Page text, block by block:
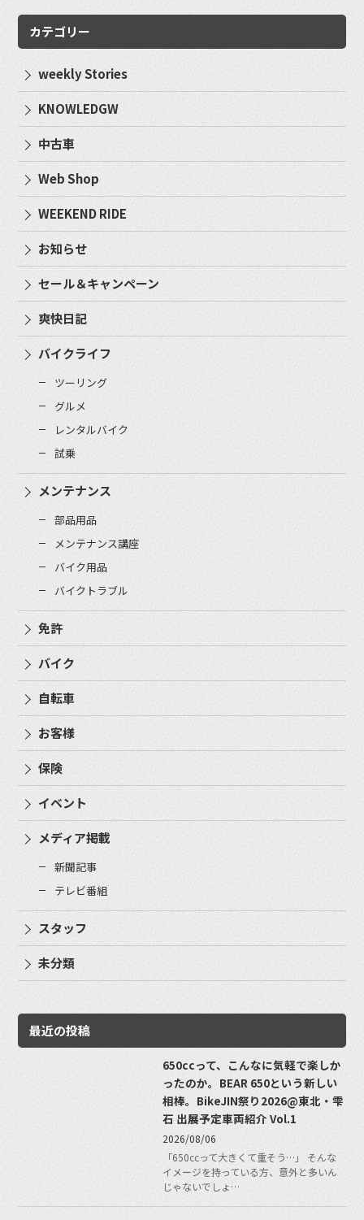
カテゴリー
weekly Stories
KNOWLEDGW
中古車
Web Shop
WEEKEND RIDE
お知らせ
セール＆キャンペーン
爽快日記
バイクライフ
ツーリング
グルメ
レンタルバイク
試乗
メンテナンス
部品用品
メンテナンス講座
バイク用品
バイクトラブル
免許
バイク
自転車
お客様
保険
イベント
メディア掲載
新聞記事
テレビ番組
スタッフ
未分類
最近の投稿
650ccって、こんなに気軽で楽しか
ったのか。BEAR 650という新しい
相棒。BikeJIN祭り2026@東北・雫
石 出展予定車両紹介 Vol.1
2026/08/06
「650ccって大きくて重そう…」 そんな
イメージを持っている方、意外と多いん
じゃないでしょ…